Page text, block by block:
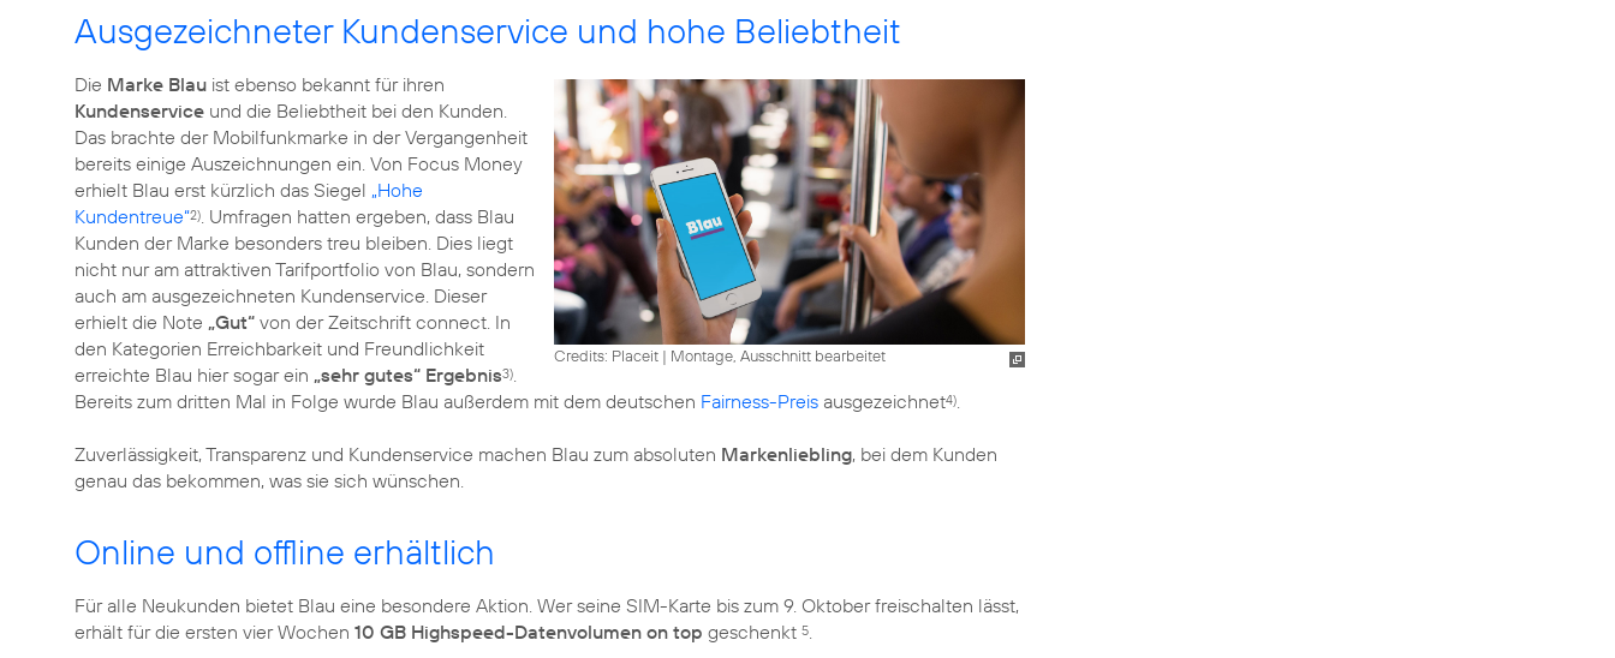
Ausgezeichneter Kundenservice und hohe Beliebtheit
Credits: Placeit| Montage, Ausschnitt bearbeitet
Die Marke Blau ist ebenso bekannt für ihren
Kundenservice und die Beliebtheit bei den Kunden.
Das brachte der Mobilfunkmarke in der Vergangenheit
bereits einige Auszeichnungen ein. Von Focus Money
erhielt Blau erst kürzlich das Siegel „Hohe
Kundentreue“2). Umfragen hatten ergeben, dass Blau
Kunden der Marke besonders treu bleiben. Dies liegt
nicht nur am attraktiven Tarifportfolio von Blau, sondern
auch am ausgezeichneten Kundenservice. Dieser
erhielt die Note „Gut“ von der Zeitschrift connect. In
den Kategorien Erreichbarkeit und Freundlichkeit
erreichte Blau hier sogar ein „sehr gutes“ Ergebnis3).
Bereits zum dritten Mal in Folge wurde Blau außerdem mit dem deutschen Fairness-Preis ausgezeichnet4).
Zuverlässigkeit, Transparenz und Kundenservice machen Blau zum absoluten Markenliebling, bei dem Kunden
genau das bekommen, was sie sich wünschen.
Online und offline erhältlich
Für alle Neukunden bietet Blau eine besondere Aktion. Wer seine SIM-Karte bis zum 9. Oktober freischalten lässt,
erhält für die ersten vier Wochen 10 GB Highspeed-Datenvolumen on top geschenkt 5.